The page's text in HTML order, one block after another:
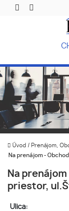
Úvod / Prenájom,
Na prenájom -
Na
priestor,
Ulica: